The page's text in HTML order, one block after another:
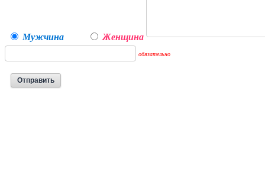
Мужчина Женщина
обязательно